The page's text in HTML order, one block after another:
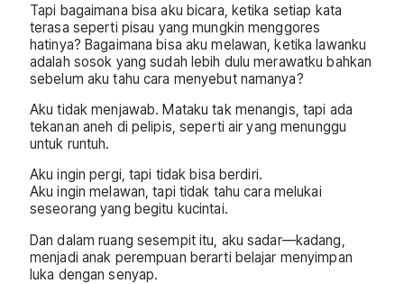
Tapi bagaimana bisa aku bicara, ketika setiap kata
terasa seperti pisau yang mungkin menggores
hatinya? Bagaimana bisa aku melawan, ketika lawanku
adalah sosok yang sudah lebih dulu merawatku bahkan
sebelum aku tahu cara menyebut namanya?
Aku tidak menjawab. Mataku tak menangis, tapi ada
tekanan aneh di pelipis, seperti air yang menunggu
untuk runtuh.
Aku ingin pergi, tapi tidak bisa berdiri.
Aku ingin melawan, tapi tidak tahu cara melukai
seseorang yang begitu kucintai.
Dan dalam ruang sesempit itu, aku sadar—kadang,
menjadi anak perempuan berarti belajar menyimpan
luka dengan senyap.